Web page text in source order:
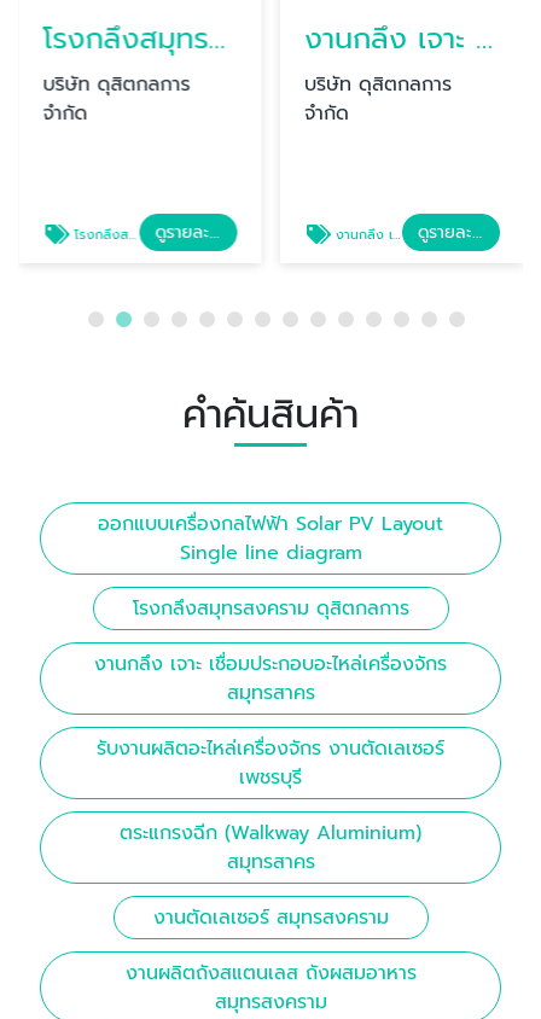
โรงกลึงสมุทรสงคราม ดุสิตกลการ
บริษัท ดุสิตกลการ
จำกัด
โรงกลึงสมุทรสงคราม ดุสิตกลการ ดูรายละเอียด
งานกลึง เจาะ เชื่อมประกอบอะไหล่เครื่องจักร สมุทรสาคร
บริษัท ดุสิตกลการ
จำกัด
งานกลึง เจาะ เชื่อมประกอบอะไหล่เครื่องจักร สมุทรสาคร ดูรายละเอียด
คำค้นสินค้า
ออกแบบเครื่องกลไฟฟ้า Solar PV Layout
Single line diagram
โรงกลึงสมุทรสงคราม ดุสิตกลการ
งานกลึง เจาะ เชื่อมประกอบอะไหล่เครื่องจักร
สมุทรสาคร
รับงานผลิตอะไหล่เครื่องจักร งานตัดเลเซอร์
เพชรบุรี
ตระแกรงฉีก (Walkway Aluminium)
สมุทรสาคร
งานตัดเลเซอร์ สมุทรสงคราม
งานผลิตถังสแตนเลส ถังผสมอาหาร
สมุทรสงคราม